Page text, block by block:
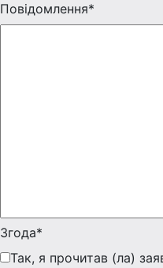
Повідомлення*
Згода*
Так, я прочитав (ла)